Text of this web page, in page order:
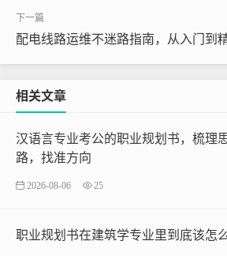
配电线路运维不迷路指南，从入门到
相关文章
汉语言专业考公的职业规划书，梳理
路，找准方向
2026-08-06 25
职业规划书在建筑学专业里到底该怎